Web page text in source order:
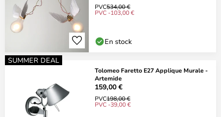
PVC534,00 €
PVC -103,00 €
En stock
SUMMER DEAL
Tolomeo Faretto E27 Applique Murale -
Artemide
159,00 €
PVC198,00 €
PVC -39,00 €